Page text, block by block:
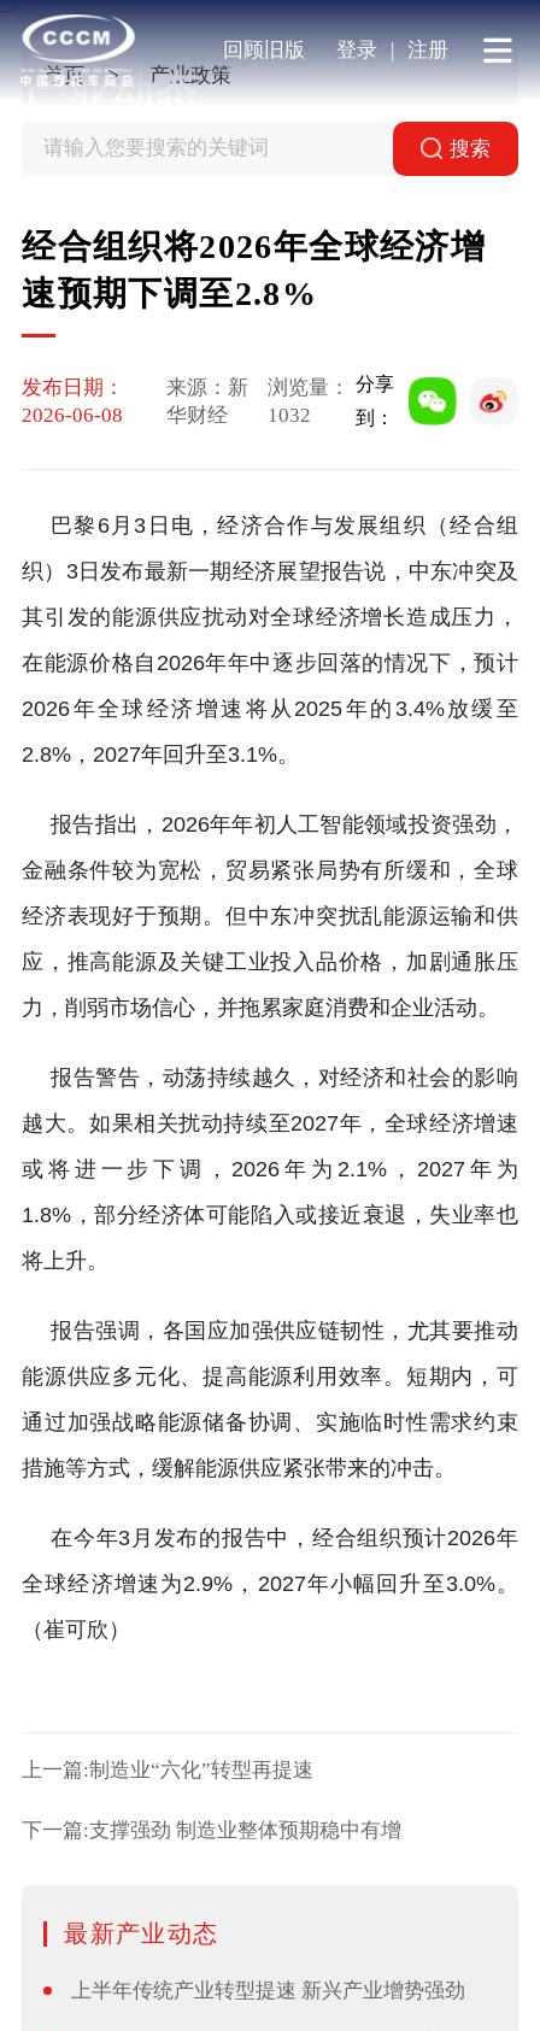
-->
回顾旧版 登录 | 注册
产业动态
首页 产业政策
搜索
经合组织将2026年全球经济增
速预期下调至2.8%
发布日期：
2026-06-08
来源：新
华财经
浏览量：
1032
分享
到：
巴黎6月3日电，经济合作与发展组织（经合组
织）3日发布最新一期经济展望报告说，中东冲突及
其引发的能源供应扰动对全球经济增长造成压力，
在能源价格自2026年年中逐步回落的情况下，预计
2026年全球经济增速将从2025年的3.4%放缓至
2.8%，2027年回升至3.1%。
报告指出，2026年年初人工智能领域投资强劲，
金融条件较为宽松，贸易紧张局势有所缓和，全球
经济表现好于预期。但中东冲突扰乱能源运输和供
应，推高能源及关键工业投入品价格，加剧通胀压
力，削弱市场信心，并拖累家庭消费和企业活动。
报告警告，动荡持续越久，对经济和社会的影响
越大。如果相关扰动持续至2027年，全球经济增速
或将进一步下调，2026年为2.1%，2027年为
1.8%，部分经济体可能陷入或接近衰退，失业率也
将上升。
报告强调，各国应加强供应链韧性，尤其要推动
能源供应多元化、提高能源利用效率。短期内，可
通过加强战略能源储备协调、实施临时性需求约束
措施等方式，缓解能源供应紧张带来的冲击。
在今年3月发布的报告中，经合组织预计2026年
全球经济增速为2.9%，2027年小幅回升至3.0%。
（崔可欣）
上一篇:制造业“六化”转型再提速
下一篇:支撑强劲 制造业整体预期稳中有增
最新产业动态
上半年传统产业转型提速 新兴产业增势强劲